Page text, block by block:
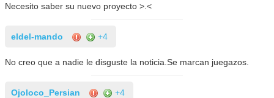
Necesito saber su nuevo proyecto >.<
eldel-mando +4
No creo que a nadie le disguste la noticia.Se marcan juegazos.
Ojoloco_Persian +4